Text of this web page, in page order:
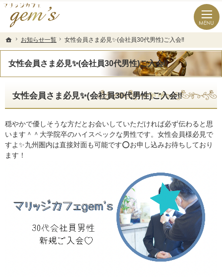
ホーム
お知らせ一覧 女性会員さま必見✨(会社員30代男性)ご入会‼️
女性会員さま必見✨(会社員30代男性)ご入会‼️
長崎県の婚活なら結婚相談所のマリッジカフェgem’ｓ（ジェムズ）
長崎県長崎市の結婚相談所マリッジカフェgem's(ジェムズ)
女性会員さま必見✨(会社員30代男性)ご入会‼️
穏やかで優しそうな方だとお会いしていただければ必ず伝わると思
います＾＾大学院卒のハイスペックな男性です。女性会員様必見で
すよ✨九州圏内は直接対面も可能です⭕️お申し込みお待ちしており
ます！
ホーム
お知らせ一覧 女性会員さま必見✨(会社員30代男性)ご入会‼️